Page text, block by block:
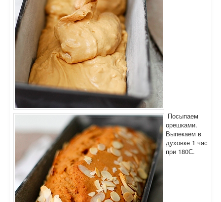
Посыпаем
орешками.
Выпекаем в
духовке 1 час
при 180С.